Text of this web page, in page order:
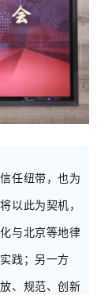
任纽带，也为
以此为契机，
与北京等地律
践；另一方
、规范、创新